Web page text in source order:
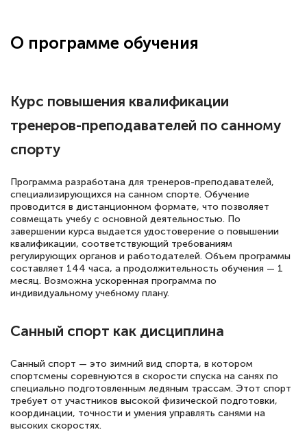
большое количество методических
18 марта 2026
Выражаю благодарность за курс
повышения квалификации "Эксперт ЕГЭ по
русскому языку и литературе". Много
полезных материалов помогли
подготовиться к тестированию. Это
статьи. Времени на подготовку
аттестацию в школе. Спасибо!
О программе обучения
Курс повышения квалификации
тренеров-преподавателей по санному
спорту
Программа разработана для тренеров-преподавателей,
специализирующихся на санном спорте. Обучение
проводится в дистанционном формате, что позволяет
совмещать учебу с основной деятельностью. По
завершении курса выдается удостоверение о повышении
квалификации, соответствующий требованиям
регулирующих органов и работодателей. Объем программы
составляет 144 часа, а продолжительность обучения — 1
месяц. Возможна ускоренная программа по
индивидуальному учебному плану.
Санный спорт как дисциплина
Санный спорт — это зимний вид спорта, в котором
спортсмены соревнуются в скорости спуска на санях по
специально подготовленным ледяным трассам. Этот спорт
требует от участников высокой физической подготовки,
координации, точности и умения управлять санями на
высоких скоростях.